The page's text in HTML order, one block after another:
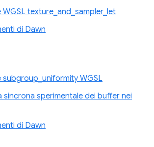
WGSL texture_and_sampler_let
di Dawn
subgroup_uniformity WGSL
sincrona sperimentale dei buffer nei
di Dawn